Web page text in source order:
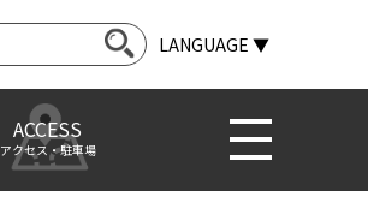
LANGUAGE ▼
ACCESS
アクセス・駐車場